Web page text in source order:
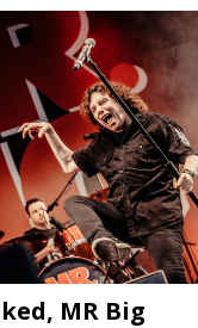
MR Big